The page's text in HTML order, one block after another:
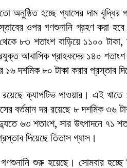
আতিকুল ইসলামের ঈদ সামগ্রী বিতরন
॥ এসিল্যান্ড অফিসে ভয়াবহ দুর্নীতি
অনুষ্ঠিত হচ্ছে গ্যাসের দাম বৃদ্ধির
ওপর গণশুনানি গ্রহণ করা
৮৩ শতাংশ বাড়িয়ে ১১০০
আবাসিক গ্রাহকদের ১৪০
১৬ দশমিক ৮০ টাকা করার প্রস্তাব
ক্যাপটিভ পাওয়ার। এই
বর্তমান দর রয়েছে ৮ দশমিক ৩৬
৬৩ শতাংশ, সার উৎপাদনে ৭১
দিয়েছে তিতাস গ্যাস।
গণশুনানি শুরু হয়েছে। সোমবার